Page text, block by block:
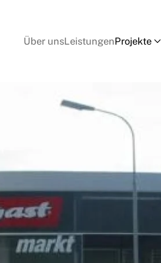
Über unsLeistungenProjekte